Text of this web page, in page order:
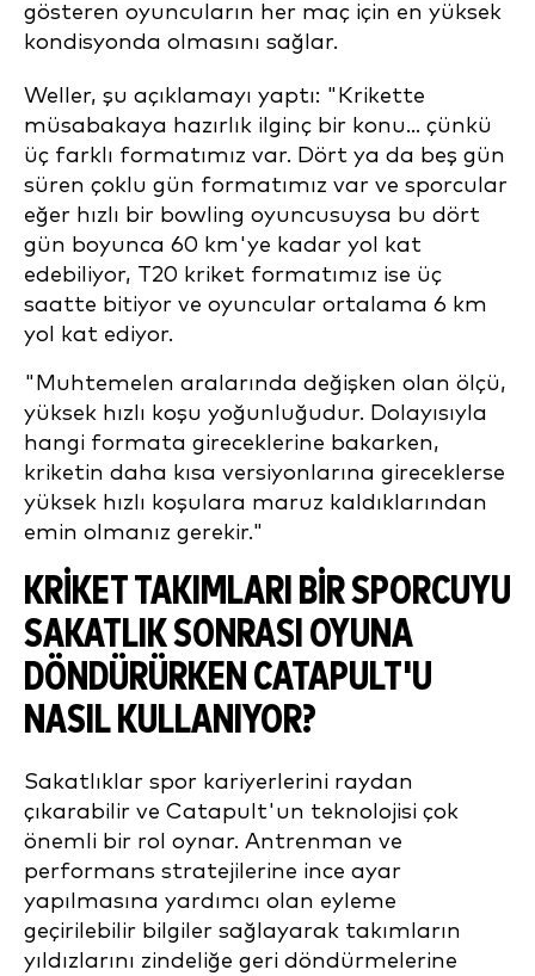
gösteren oyuncuların her maç için en yüksek
kondisyonda olmasını sağlar.
Weller, şu açıklamayı yaptı: "Krikette
müsabakaya hazırlık ilginç bir konu... çünkü
üç farklı formatımız var. Dört ya da beş gün
süren çoklu gün formatımız var ve sporcular
eğer hızlı bir bowling oyuncusuysa bu dört
gün boyunca 60 km'ye kadar yol kat
edebiliyor, T20 kriket formatımız ise üç
saatte bitiyor ve oyuncular ortalama 6 km
yol kat ediyor.
"Muhtemelen aralarında değişken olan ölçü,
yüksek hızlı koşu yoğunluğudur. Dolayısıyla
hangi formata gireceklerine bakarken,
kriketin daha kısa versiyonlarına gireceklerse
yüksek hızlı koşulara maruz kaldıklarından
emin olmanız gerekir."
KRIKET TAKIMLARI BIR SPORCUYU
SAKATLIK SONRASI OYUNA
DÖNDÜRÜRKEN CATAPULT'U
NASIL KULLANIYOR?
Sakatlıklar spor kariyerlerini raydan
çıkarabilir ve Catapult'un teknolojisi çok
önemli bir rol oynar. Antrenman ve
performans stratejilerine ince ayar
yapılmasına yardımcı olan eyleme
geçirilebilir bilgiler sağlayarak takımların
yıldızlarını zindeliğe geri döndürmelerine